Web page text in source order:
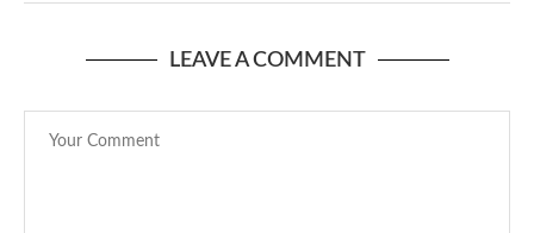
LEAVE A COMMENT